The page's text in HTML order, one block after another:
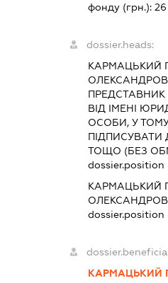
фонду (грн.):
dossier.heads:
КАРМАЦЬКИЙ
ПРЕДСТАВНИК
ВІД ІМЕНІ
ОСОБИ, У
ТОЩО (БЕЗ
dossier.position
КАРМАЦЬКИЙ
dossier.position
КАРМАЦЬКИЙ